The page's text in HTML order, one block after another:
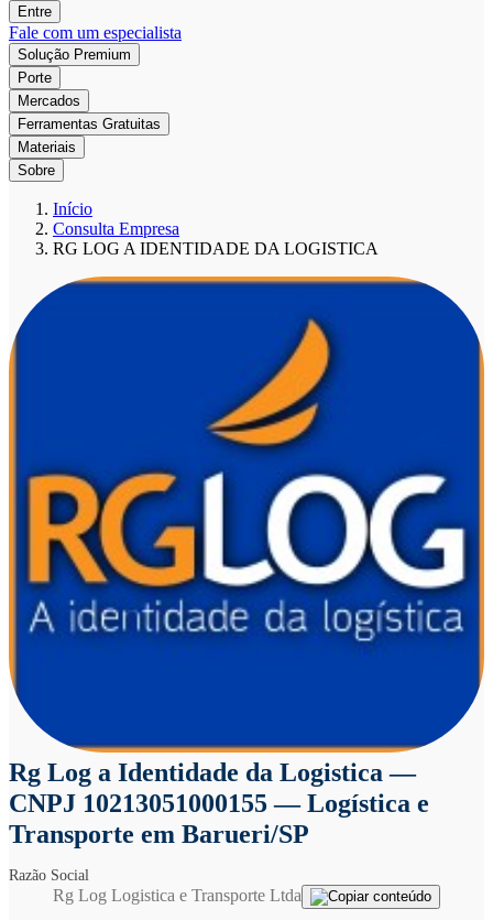
Entre
Fale com um especialista
Solução Premium
Porte
Mercados
Ferramentas Gratuitas
Materiais
Sobre
Início
Consulta Empresa
RG LOG A IDENTIDADE DA LOGISTICA
Rg Log a Identidade da Logistica—
CNPJ 10213051000155 — Logística e
Transporte em Barueri/SP
Razão Social
Rg Log Logistica e Transporte Ltda